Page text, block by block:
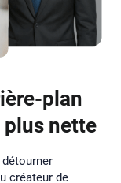
plan
plus nette
créateur de